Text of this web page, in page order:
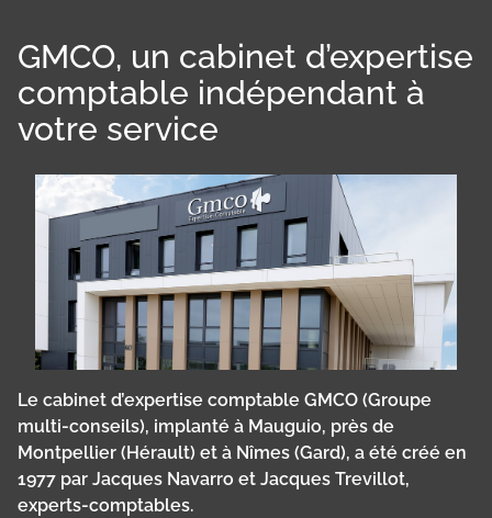
GMCO, un cabinet d’expertise
comptable indépendant à
votre service
Le cabinet d’expertise comptable GMCO (Groupe
multi-conseils), implanté à Mauguio, près de
Montpellier (Hérault) et à Nîmes (Gard), a été créé en
1977 par Jacques Navarro et Jacques Trevillot,
experts-comptables.